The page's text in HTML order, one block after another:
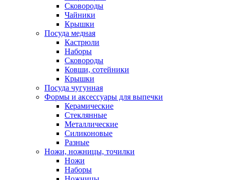
Сковороды
Чайники
Крышки
Посуда медная
Кастрюли
Наборы
Сковороды
Ковши, сотейники
Крышки
Посуда чугунная
Формы и аксессуары для выпечки
Керамические
Стеклянные
Металлические
Силиконовые
Разные
Ножи, ножницы, точилки
Ножи
Наборы